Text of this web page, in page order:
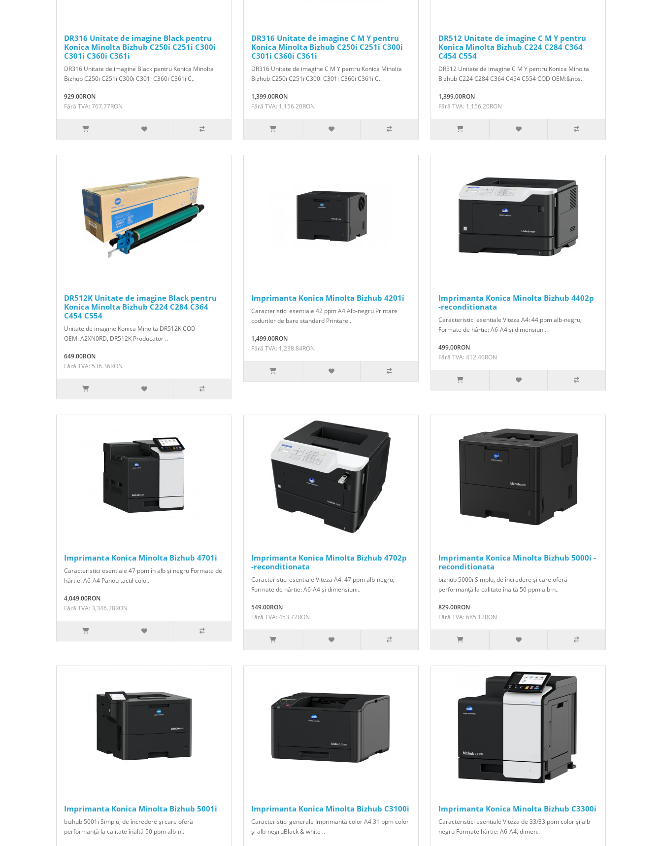
DR316 Unitate de imagine Black pentru
Konica Minolta Bizhub C250i C251i C300i
C301i C360i C361i
DR316 Unitate de imagine Black pentru Konica Minolta
Bizhub C250i C251i C300i C301i C360i C361i C..
929.00RON
Fără TVA: 767.77RON
DR316 Unitate de imagine C M Y pentru
Konica Minolta Bizhub C250i C251i C300i
C301i C360i C361i
DR316 Unitate de imagine C M Y pentru Konica Minolta
Bizhub C250i C251i C300i C301i C360i C361i C..
1,399.00RON
Fără TVA: 1,156.20RON
DR512 Unitate de imagine C M Y pentru
Konica Minolta Bizhub C224 C284 C364
C454 C554
DR512 Unitate de imagine C M Y pentru Konica Minolta
Bizhub C224 C284 C364 C454 C554 COD OEM:&nbs..
1,399.00RON
Fără TVA: 1,156.20RON
DR512K Unitate de imagine Black pentru
Konica Minolta Bizhub C224 C284 C364
C454 C554
Unitate de imagine Konica Minolta DR512K COD
OEM: A2XN0RD, DR512K Producator ..
649.00RON
Fără TVA: 536.36RON
Imprimanta Konica Minolta Bizhub 4201i
Caracteristici esentiale 42 ppm A4 Alb-negru Printare
codurilor de bare standard Printare ..
1,499.00RON
Fără TVA: 1,238.84RON
Imprimanta Konica Minolta Bizhub 4402p
-reconditionata
Caracteristici esentiale Viteza A4: 44 ppm alb-negru;
Formate de hârtie: A6-A4 și dimensiuni..
499.00RON
Fără TVA: 412.40RON
Imprimanta Konica Minolta Bizhub 4701i
Caracteristici esentiale 47 ppm în alb și negru Formate de
hârtie: A6-A4 Panou tactil colo..
4,049.00RON
Fără TVA: 3,346.28RON
Imprimanta Konica Minolta Bizhub 4702p
-reconditionata
Caracteristici esentiale Viteza A4: 47 ppm alb-negru;
Formate de hârtie: A6-A4 și dimensiuni..
549.00RON
Fără TVA: 453.72RON
Imprimanta Konica Minolta Bizhub 5000i -
reconditionata
bizhub 5000i Simplu, de încredere şi care oferă
performanţă la calitate înaltă 50 ppm alb-n..
829.00RON
Fără TVA: 685.12RON
Imprimanta Konica Minolta Bizhub 5001i
bizhub 5001i Simplu, de încredere şi care oferă
performanţă la calitate înaltă 50 ppm alb-n..
Imprimanta Konica Minolta Bizhub C3100i
Caracteristici generale Imprimantă color A4 31 ppm color
și alb-negruBlack & white ..
Imprimanta Konica Minolta Bizhub C3300i
Caracteristici esentiale Viteza de 33/33 ppm color şi alb-
negru Formate hârtie: A6-A4, dimen..